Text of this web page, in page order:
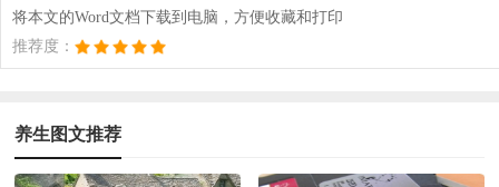
将本文的Word文档下载到电脑，方便收藏和打印
推荐度：
养生图文推荐